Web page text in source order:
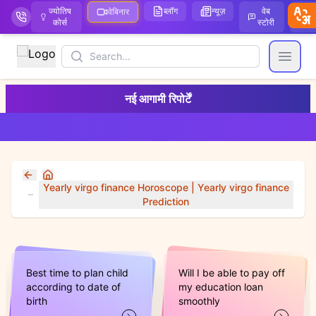
ज्योतिष
कोर्स
वेबिनार ब्लॉग न्यूज़
वेब
स्टोरी
Search
Open
नई आगामी रिपोर्टें
Home
Yearly virgo finance Horoscope | Yearly virgo finance
Prediction
Best time to plan child
according to date of
birth
Will I be able to pay off
my education loan
smoothly